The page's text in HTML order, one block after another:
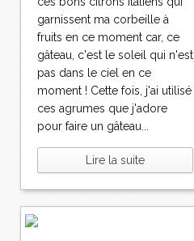
garnissent ma corbeille à
fruits en ce moment car, ce
gâteau, c'est le soleil qui n'est
pas dans le ciel en ce
moment ! Cette fois, j'ai utilisé
ces agrumes que j'adore
pour faire un gâteau...
Lire la suite